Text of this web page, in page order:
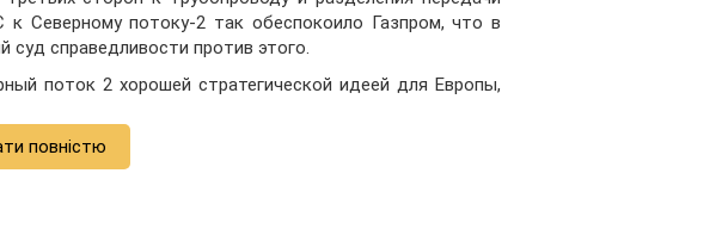
к Северному потоку-2 так обеспокоило Газпром, что в
суд справедливости против этого.
поток 2 хорошей стратегической идеей для Европы,
повністю